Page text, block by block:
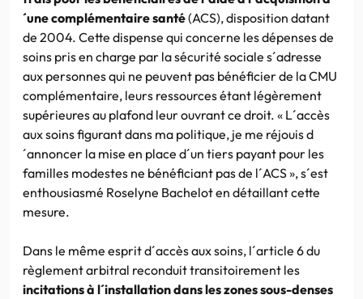
´une complémentaire santé(ACS), disposition datant
de 2004. Cette dispense qui concerne les dépenses de
soins pris en charge par la sécurité sociale s´adresse
aux personnes qui ne peuvent pas bénéficier de la CMU
complémentaire, leurs ressources étant légèrement
supérieures au plafond leur ouvrant ce droit. « L´accès
aux soins figurant dans ma politique, je me réjouis d
´annoncer la mise en place d´un tiers payant pour les
familles modestes ne bénéficiant pas de l´ACS », s´est
enthousiasmé Roselyne Bachelot en détaillant cette
mesure.
Dans le même esprit d´accès aux soins, l´article 6 du
règlement arbitral reconduit transitoirement les
incitations à l´installation dans les zones sous-denses